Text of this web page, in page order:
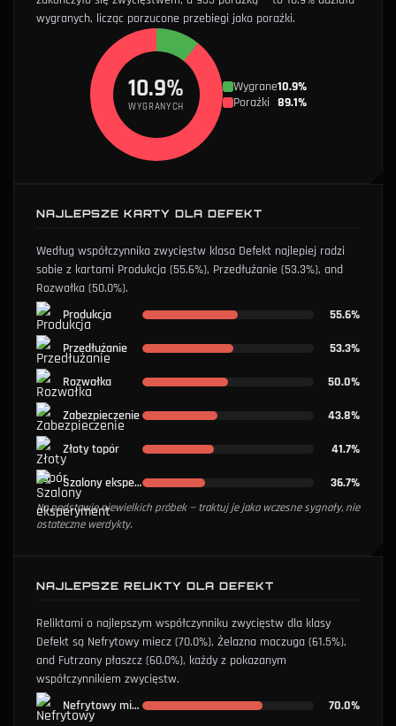
wygranych, licząc porzucone przebiegi jako porażki.
10.9%
WYGRANYCH
Wygrane10.9%
Porażki 89.1%
NAJLEPSZE KARTY DLA DEFEKT
Według współczynnika zwycięstw klasa Defekt najlepiej radzi
sobie z kartami Produkcja (55.6%), Przedłużanie (53.3%), and
Rozwałka (50.0%).
Produkcja
55.6%
Przedłużanie 53.3%
Rozwałka 50.0%
Zabezpieczenie 43.8%
Złoty topór 41.7%
Szalony eksperyment 36.7%
Na podstawie niewielkich próbek — traktuj je jako wczesne sygnały, nie
ostateczne werdykty.
NAJLEPSZE RELIKTY DLA DEFEKT
Reliktami o najlepszym współczynniku zwycięstw dla klasy
Defekt są Nefrytowy miecz (70.0%), Żelazna maczuga (61.5%),
and Futrzany płaszcz (60.0%), każdy z pokazanym
współczynnikiem zwycięstw.
Nefrytowy miecz
70.0%